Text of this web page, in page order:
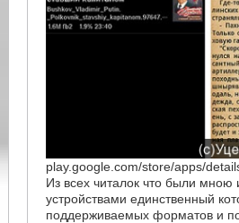
play.google.com/store/apps/
Из всех читалок что были
устройствами единственный
поддерживаемых форматов и